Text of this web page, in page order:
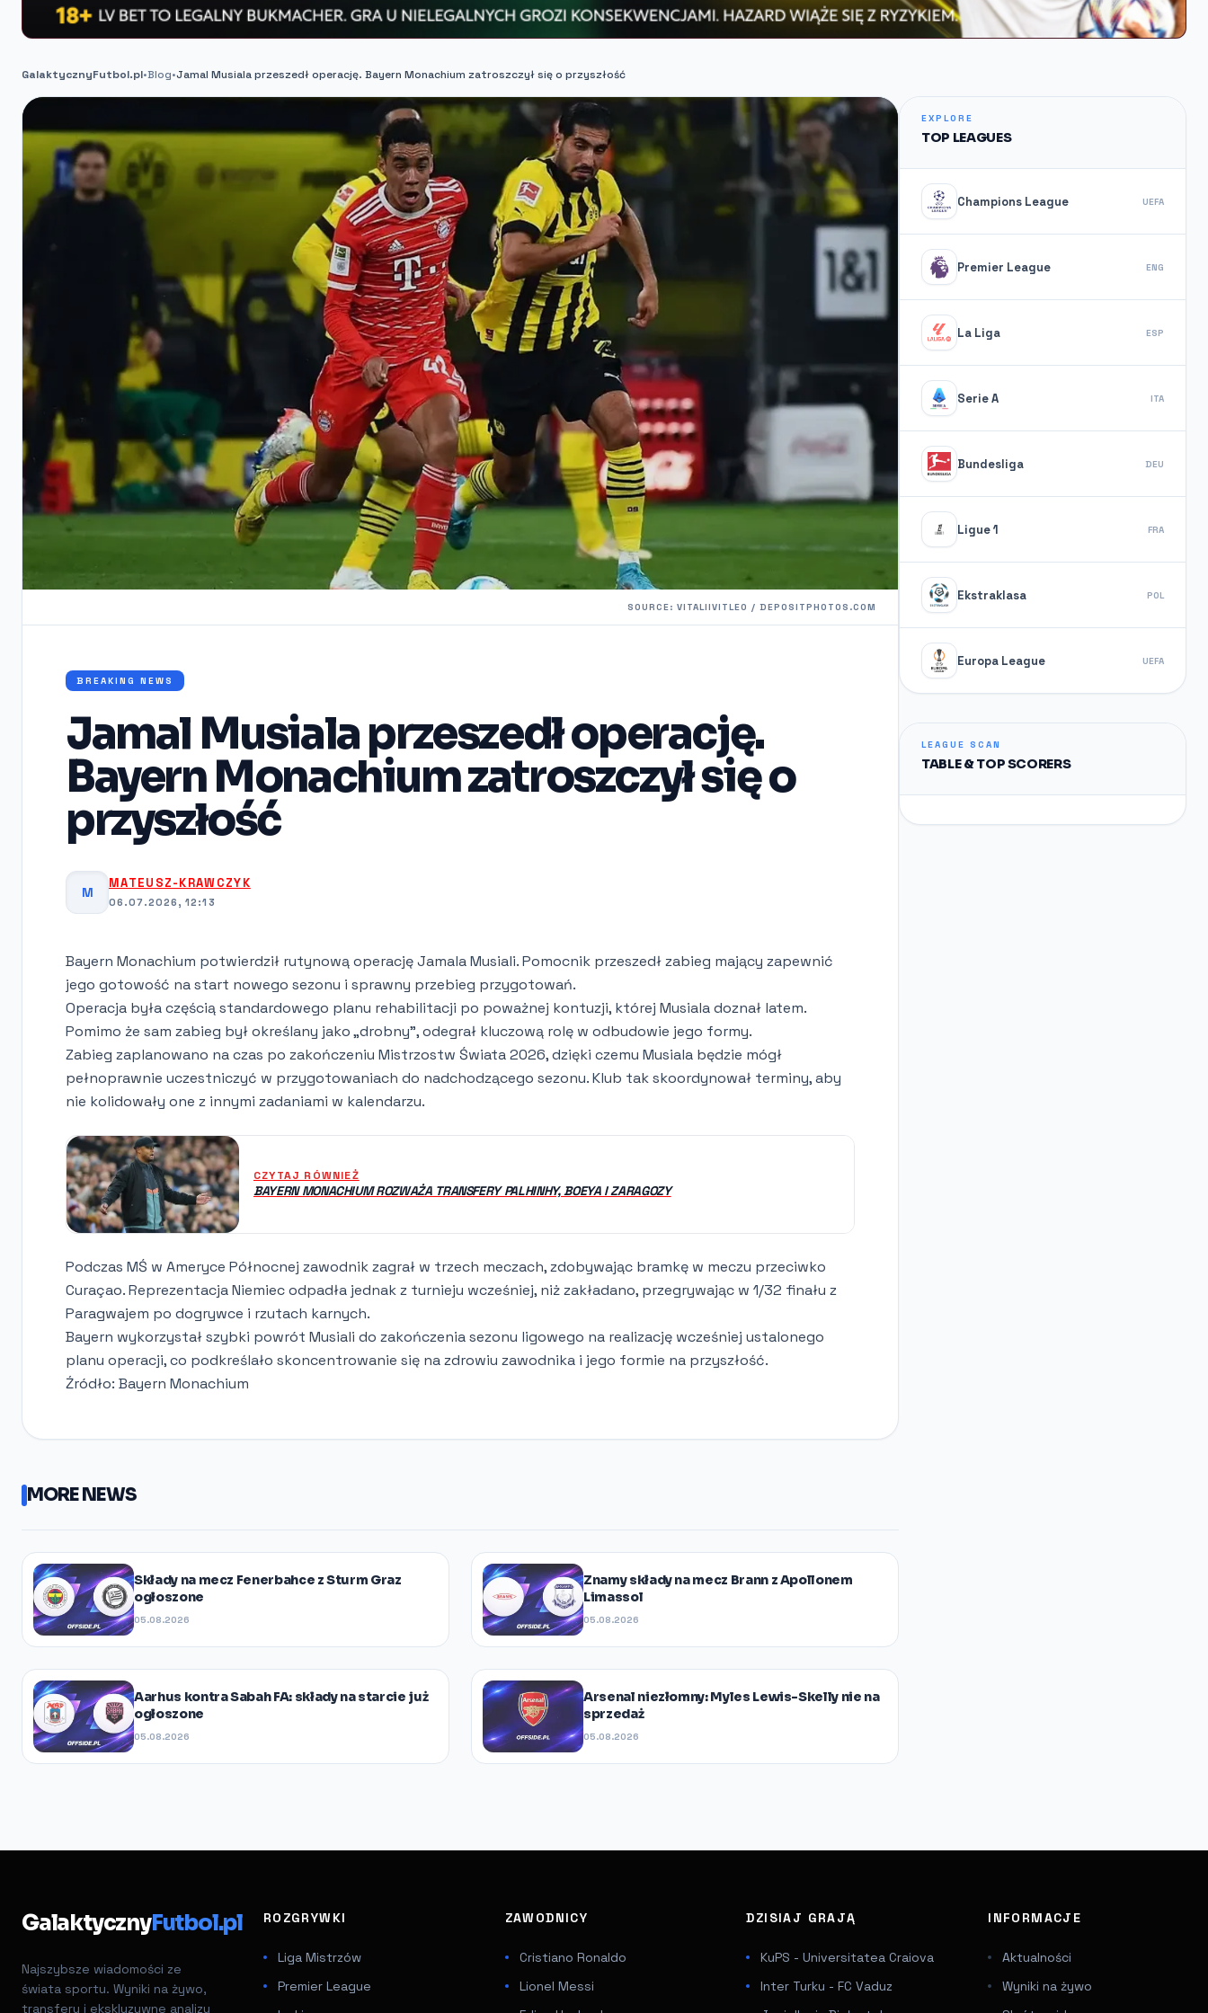
GalaktycznyFutbol.pl•Blog•Jamal Musiala przeszedł operację. Bayern Monachium zatroszczył się o przyszłość
SOURCE: VITALIIVITLEO / DEPOSITPHOTOS.COM
BREAKING NEWS
Jamal Musiala przeszedł operację.
Bayern Monachium zatroszczył się o
przyszłość
M
MATEUSZ-KRAWCZYK
06.07.2026, 12:13
Bayern Monachium potwierdził rutynową operację Jamala Musiali. Pomocnik przeszedł zabieg mający zapewnić
jego gotowość na start nowego sezonu i sprawny przebieg przygotowań.
Operacja była częścią standardowego planu rehabilitacji po poważnej kontuzji, której Musiala doznał latem.
Pomimo że sam zabieg był określany jako „drobny”, odegrał kluczową rolę w odbudowie jego formy.
Zabieg zaplanowano na czas po zakończeniu Mistrzostw Świata 2026, dzięki czemu Musiala będzie mógł
pełnoprawnie uczestniczyć w przygotowaniach do nadchodzącego sezonu. Klub tak skoordynował terminy, aby
nie kolidowały one z innymi zadaniami w kalendarzu.
CZYTAJ RÓWNIEŻ
BAYERN MONACHIUM ROZWAŻA TRANSFERY PALHINHY, BOEYA I ZARAGOZY
Podczas MŚ w Ameryce Północnej zawodnik zagrał w trzech meczach, zdobywając bramkę w meczu przeciwko
Curaçao. Reprezentacja Niemiec odpadła jednak z turnieju wcześniej, niż zakładano, przegrywając w 1/32 finału z
Paragwajem po dogrywce i rzutach karnych.
Bayern wykorzystał szybki powrót Musiali do zakończenia sezonu ligowego na realizację wcześniej ustalonego
planu operacji, co podkreślało skoncentrowanie się na zdrowiu zawodnika i jego formie na przyszłość.
Źródło: Bayern Monachium
MORE NEWS
Składy na mecz Fenerbahce z Sturm Graz
ogłoszone
05.08.2026
Znamy składy na mecz Brann z Apollonem
Limassol
05.08.2026
Aarhus kontra Sabah FA: składy na starcie już
ogłoszone
05.08.2026
Arsenal niezłomny: Myles Lewis-Skelly nie na
sprzedaż
05.08.2026
EXPLORE
TOP LEAGUES
Champions League UEFA
Premier League ENG
La Liga ESP
Serie A ITA
Bundesliga DEU
Ligue 1 FRA
Ekstraklasa POL
Europa League UEFA
LEAGUE SCAN
TABLE & TOP SCORERS
GalaktycznyFutbol.pl
Najszybsze wiadomości ze
świata sportu. Wyniki na żywo,
transfery i ekskluzywne analizy
ROZGRYWKI
Liga Mistrzów
Premier League
ZAWODNICY
Cristiano Ronaldo
Lionel Messi
DZISIAJ GRAJĄ
KuPS - Universitatea Craiova
Inter Turku - FC Vaduz
INFORMACJE
Aktualności
Wyniki na żywo